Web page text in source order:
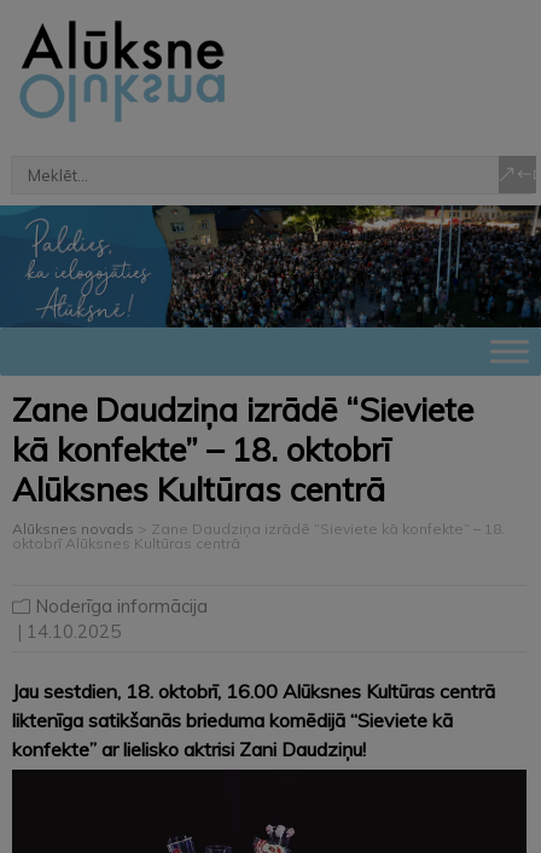
Zane Daudziņa izrādē “Sieviete
kā konfekte” – 18. oktobrī
Alūksnes Kultūras centrā
Alūksnes novads > Zane Daudziņa izrādē “Sieviete kā konfekte” – 18.
oktobrī Alūksnes Kultūras centrā
Noderīga informācija
| 14.10.2025
Jau sestdien, 18. oktobrī, 16.00 Alūksnes Kultūras centrā
liktenīga satikšanās brieduma komēdijā “Sieviete kā
konfekte” ar lielisko aktrisi Zani Daudziņu!